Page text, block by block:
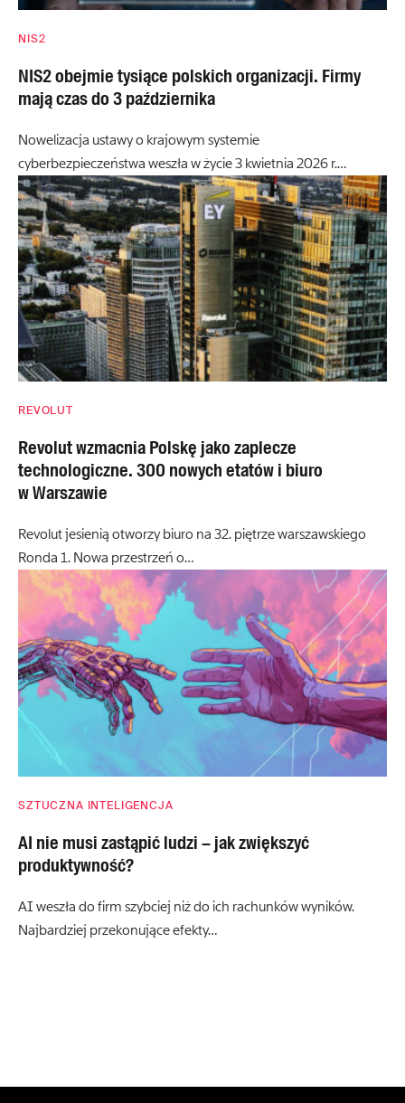
NIS2
NIS2 obejmie tysiące polskich organizacji. Firmy
mają czas do 3 października
Nowelizacja ustawy o krajowym systemie
cyberbezpieczeństwa weszła w życie 3 kwietnia 2026 r.…
REVOLUT
Revolut wzmacnia Polskę jako zaplecze
technologiczne. 300 nowych etatów i biuro
w Warszawie
Revolut jesienią otworzy biuro na 32. piętrze warszawskiego
Ronda 1. Nowa przestrzeń o…
SZTUCZNA INTELIGENCJA
AI nie musi zastąpić ludzi – jak zwiększyć
produktywność?
AI weszła do firm szybciej niż do ich rachunków wyników.
Najbardziej przekonujące efekty…